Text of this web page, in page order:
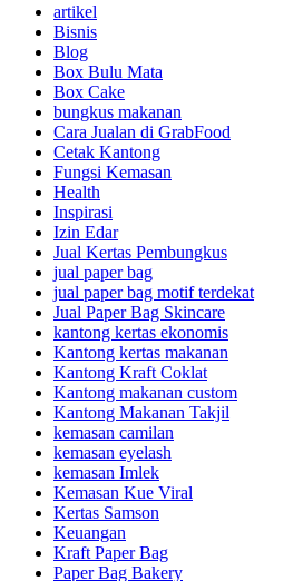
artikel
Bisnis
Blog
Box Bulu Mata
Box Cake
bungkus makanan
Cara Jualan di GrabFood
Cetak Kantong
Fungsi Kemasan
Health
Inspirasi
Izin Edar
Jual Kertas Pembungkus
jual paper bag
jual paper bag motif terdekat
Jual Paper Bag Skincare
kantong kertas ekonomis
Kantong kertas makanan
Kantong Kraft Coklat
Kantong makanan custom
Kantong Makanan Takjil
kemasan camilan
kemasan eyelash
kemasan Imlek
Kemasan Kue Viral
Kertas Samson
Keuangan
Kraft Paper Bag
Paper Bag Bakery